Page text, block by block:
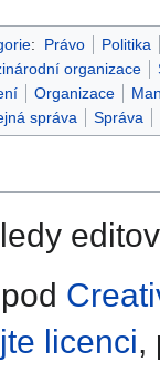
: Právo
Politika
organizace
Organizace
správa
Správa
licenci,